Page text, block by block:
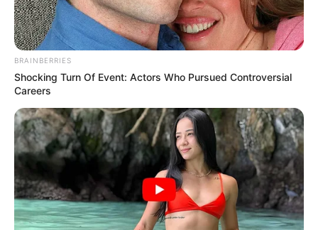
Deutschlandweit Veranstaltung kostenlos
eintragen:
Bilderfreigabe: Die Bilder dieser Seite dürfen unter
bestimmten Bedingungen für private und kommerzielle
Zwecke kostenlos benutzt werden. Weiteres siehe
Bilderfreigabe.
BRAINBERRIES
Shocking Turn Of Event: Actors Who Pursued Controversial
Careers